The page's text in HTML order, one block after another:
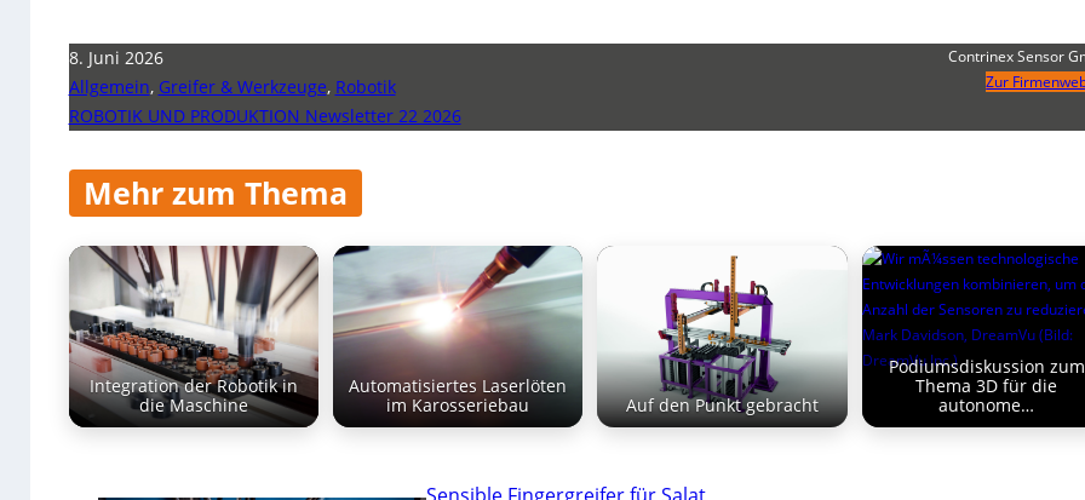
8. Juni 2026
Allgemein, Greifer & Werkzeuge, Robotik
ROBOTIK UND PRODUKTION Newsletter 22 2026
Contrinex Sensor
Zur
Mehr zum Thema
Integration der Robotik in
die Maschine
Automatisiertes Laserlöten
im Karosseriebau
Auf den Punkt gebracht
Podiumsdiskussion zum
Thema 3D für die
autonome…
Sensible Fingergreifer für Salat